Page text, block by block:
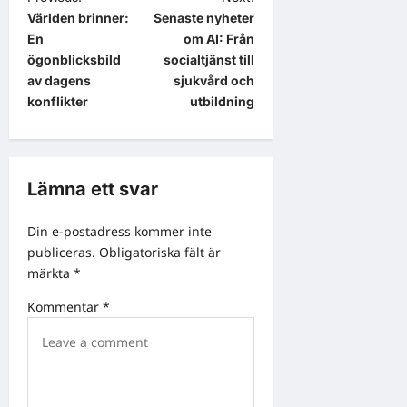
o
s
t
n
a
i
g
a
t
i
Världen brinner:
En
ögonblicksbild
av dagens
konflikter
Senaste nyheter
om AI: Från
socialtjänst till
sjukvård och
utbildning
Lämna ett svar
Din e-postadress kommer inte
publiceras. Obligatoriska fält är
märkta *
Kommentar *